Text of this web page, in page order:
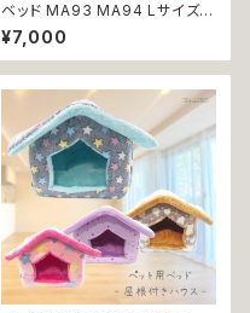
ベッド MA93 MA94 Lサイズ
サークル型 ネイビー ピンク ☆
リボン 肉球 ペットベッド クッシ
ョン 犬 猫 ペット 丸型 パステル
¥7,000